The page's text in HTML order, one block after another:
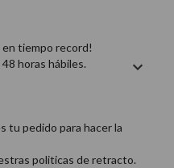
tiempo record!
horas hábiles.
tu pedido para hacer la
politicas de retracto.